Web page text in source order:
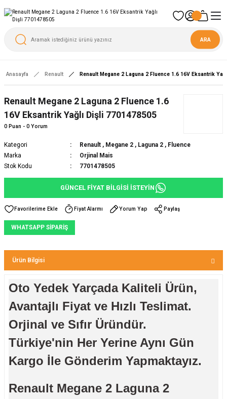
ARA
Anasayfa Renault Renault Megane 2 Laguna 2 Fluence 1.6 16V Eksantrik
Renault Megane 2 Laguna 2 Fluence 1.6
16V Eksantrik Yağlı Dişli 7701478505
0 Puan - 0 Yorum
Kategori Renault , Megane 2 , Laguna 2 , Fluence
Marka
Orjinal Mais
Stok Kodu
7701478505
GÜNCEL FİYAT BİLGİSİ İSTEYİN
Fiyat Alarmı Yorum Yap Paylaş
WHATSAPP SİPARİŞ
Ürün Bilgisi
Oto Yedek Yarçada Kaliteli Ürün,
Avantajlı Fiyat ve Hızlı Teslimat.
Orjinal ve Sıfır Üründür.
Türkiye'nin Her Yerine Aynı Gün
Kargo İle Gönderim Yapmaktayız.
Renault Megane 2 Laguna 2